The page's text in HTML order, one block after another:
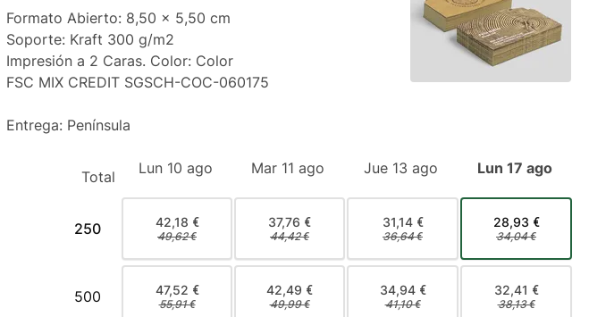
Formato Abierto: 8,50 x 5,50 cm
Soporte: Kraft 300 g/m2
Impresión a 2 Caras. Color: Color
FSC MIX CREDIT SGSCH-COC-060175
Entrega: Península
Total Lun 10 ago Mar 11 ago Jue 13 ago Lun 17 ago
250 42,18 €
49,62 €
37,76 €
44,42 €
31,14 €
36,64 €
28,93 €
34,04 €
500 47,52 €
55,91 €
42,49 €
49,99 €
34,94 €
41,10 €
32,41 €
38,13 €